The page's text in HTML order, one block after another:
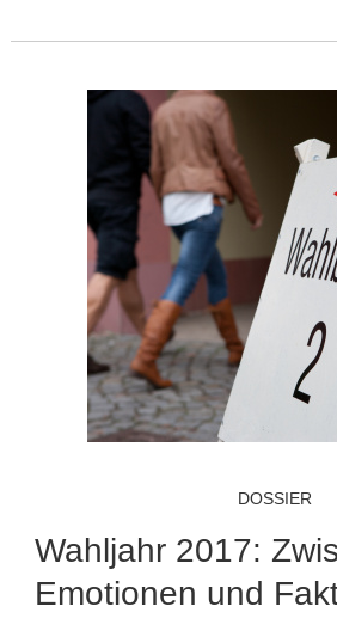
DOSSIER
Wahljahr 2017:
Emotionen und